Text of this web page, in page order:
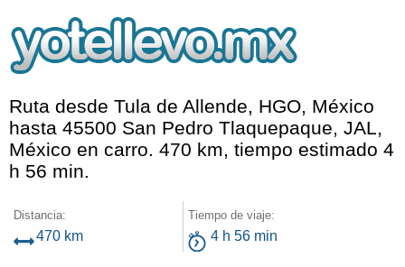
Ruta desde Tula de Allende, HGO, México
hasta 45500 San Pedro Tlaquepaque, JAL,
México en carro. 470 km, tiempo estimado 4
h 56 min.
Distancia:
470 km
Tiempo de viaje:
4 h 56 min